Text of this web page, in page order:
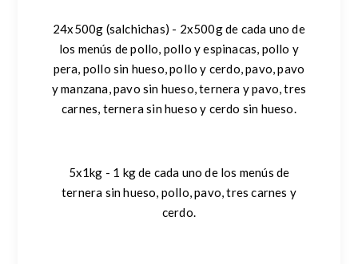
24x500g (salchichas) - 2x500g de cada uno de
los menús de pollo, pollo y espinacas, pollo y
pera, pollo sin hueso, pollo y cerdo, pavo, pavo
y manzana, pavo sin hueso, ternera y pavo, tres
carnes, ternera sin hueso y cerdo sin hueso.
5x1kg - 1 kg de cada uno de los menús de
ternera sin hueso, pollo, pavo, tres carnes y
cerdo.